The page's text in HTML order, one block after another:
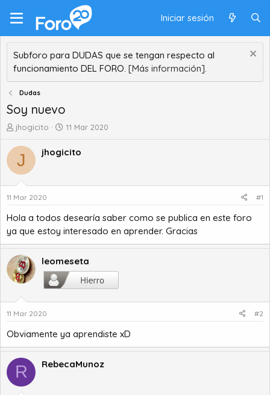
Iniciar sesión
Subforo para DUDAS que se tengan respecto al
funcionamiento DEL FORO. [Más información].
Dudas
Soy nuevo
A
t
o
r
d
e
e
m
jhogicito
F
c
d
n
i
o
11 Mar 2020
J jhogicito
11 Mar 2020 #1
Hola a todos desearía saber como se publica en este foro
ya que estoy interesado en aprender. Gracias
leomeseta
11 Mar 2020 #2
Obviamente ya aprendiste xD
R RebecaMunoz